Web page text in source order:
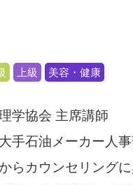
上級 美容・健康
学協会 主席講師
手石油メーカー人
らカウンセリング